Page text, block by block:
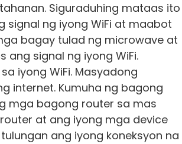
Siguraduhing mataas ito
signal ng iyong WiFi at maabot
bagay tulad ng microwave at
ang signal ng iyong WiFi.
iyong WiFi. Masyadong
internet. Kumuha ng bagong
mga bagong router sa mas
at ang iyong mga device
ang iyong koneksyon na